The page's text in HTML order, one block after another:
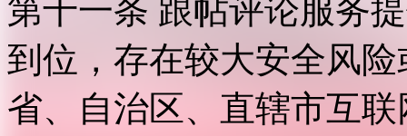
第十一条 跟帖评论服务
到位，存在较大安全风
省、自治区、直辖市互